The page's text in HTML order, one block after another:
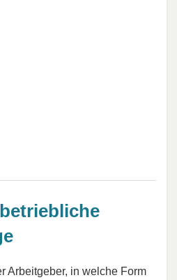
Arbeitgeber, in welche Form